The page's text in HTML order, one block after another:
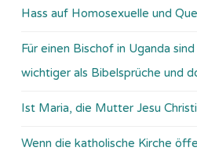
Hass auf Homosexuelle und
Für einen Bischof in Uganda
wichtiger als Bibelsprüche und
Ist Maria, die Mutter Jesu
Wenn die katholische Kirche